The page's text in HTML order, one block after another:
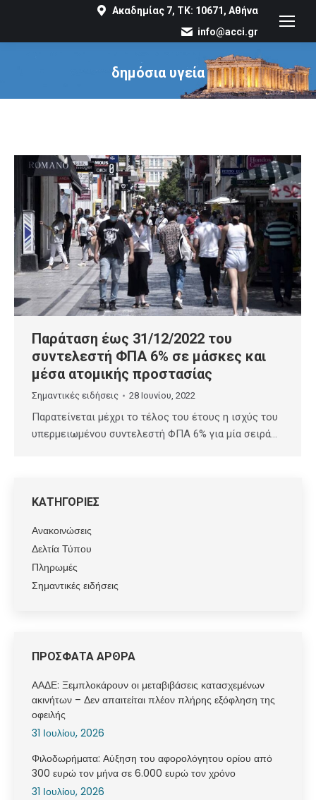
Ακαδημίας 7, ΤΚ: 10671, Αθήνα
info@acci.gr
δημόσια υγεία
You are here:
Παράταση έως 31/12/2022 του
συντελεστή ΦΠΑ 6% σε μάσκες και
μέσα ατομικής προστασίας
Σημαντικές ειδήσεις 28 Ιουνίου, 2022
Παρατείνεται μέχρι το τέλος του έτους η ισχύς του
υπερμειωμένου συντελεστή ΦΠΑ 6% για μία σειρά…
ΚΑΤΗΓΟΡΙΕΣ
Ανακοινώσεις
Δελτία Τύπου
Πληρωμές
Σημαντικές ειδήσεις
ΠΡΟΣΦΑΤΑ ΑΡΘΡΑ
ΑΑΔΕ: Ξεμπλοκάρουν οι μεταβιβάσεις κατασχεμένων
ακινήτων – Δεν απαιτείται πλέον πλήρης εξόφληση της
οφειλής
31 Ιουλίου, 2026
Φιλοδωρήματα: Αύξηση του αφορολόγητου ορίου από
300 ευρώ τον μήνα σε 6.000 ευρώ τον χρόνο
31 Ιουλίου, 2026